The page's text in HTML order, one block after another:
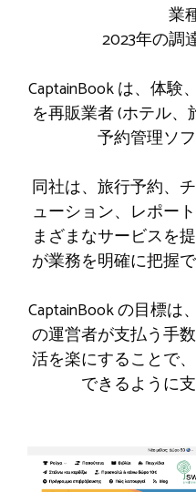
業
2023年の調
CaptainBook は、体験
を再販業者 (ホテル
予約管理ソ
同社は、旅行予約、
ューション、レポー
まざまなサービスを
が業務を明確に把握
CaptainBook の目標は
の運営者が支払う手
活を楽にすることで
できるように